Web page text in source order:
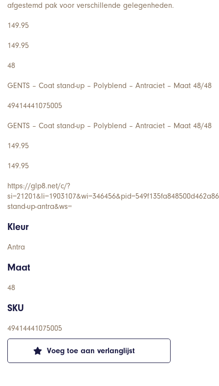
Voeg toe aan verlanglijst
afgestemd pak voor verschillende gelegenheden.
149.95
149.95
48
GENTS – Coat stand-up – Polyblend – Antraciet – Maat 48/48
49414441075005
GENTS – Coat stand-up – Polyblend – Antraciet – Maat 48/48
149.95
149.95
https://glp8.net/c/?
stand-up-antra&ws=
Kleur
Antra
Maat
48
SKU
49414441075005